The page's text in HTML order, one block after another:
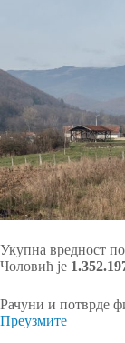
Укупна вредност
Чоловић је
Рачуни и потврде
Преузмите